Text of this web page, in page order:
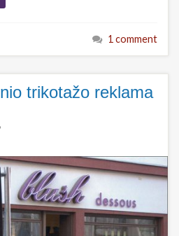
1 comment
trikotažo reklama